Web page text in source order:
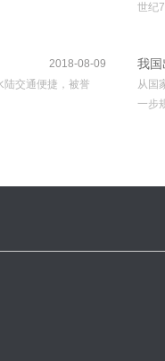
2018-08-09
交通便捷，被誉
世纪
我国
从国
一步